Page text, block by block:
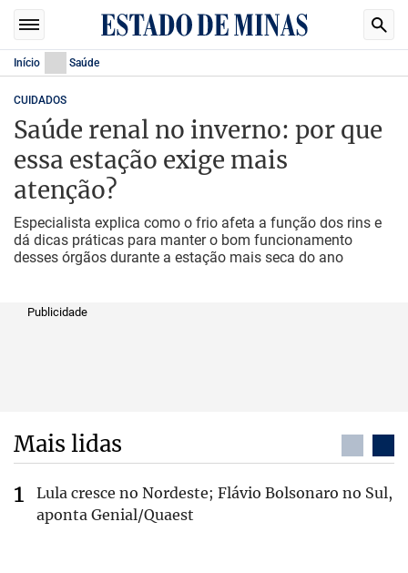
Início Saúde
CUIDADOS
Saúde renal no inverno: por que
essa estação exige mais
atenção?
Especialista explica como o frio afeta a função dos rins e
dá dicas práticas para manter o bom funcionamento
desses órgãos durante a estação mais seca do ano
Publicidade
Mais lidas
Lula cresce no Nordeste; Flávio Bolsonaro no Sul,
aponta Genial/Quaest